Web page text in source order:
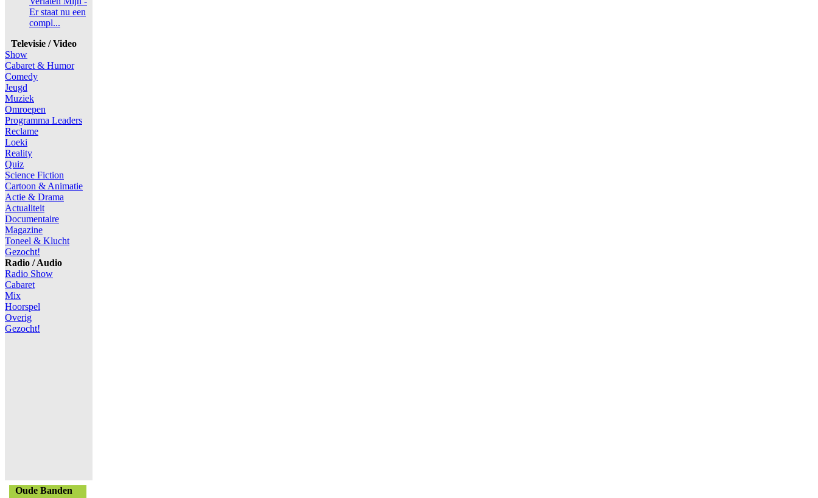
Er staat nu een
compl...
Televisie / Video
Show
Cabaret & Humor
Comedy
Jeugd
Muziek
Omroepen
Programma Leaders
Reclame
Loeki
Reality
Quiz
Science Fiction
Cartoon & Animatie
Actie & Drama
Actualiteit
Documentaire
Magazine
Toneel & Klucht
Gezocht!
Radio / Audio
Radio Show
Cabaret
Mix
Hoorspel
Overig
Gezocht!
Oude Banden